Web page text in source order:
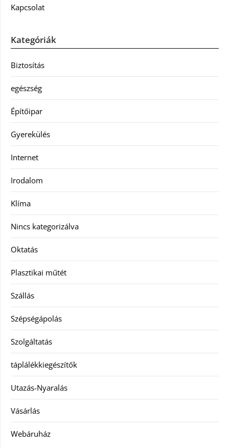
Kapcsolat
Kategóriák
Biztosítás
egészség
Építőipar
Gyerekülés
Internet
Irodalom
Klíma
Nincs kategorizálva
Oktatás
Plasztikai műtét
Szállás
Szépségápolás
Szolgáltatás
táplálékkiegészítők
Utazás-Nyaralás
Vásárlás
Webáruház